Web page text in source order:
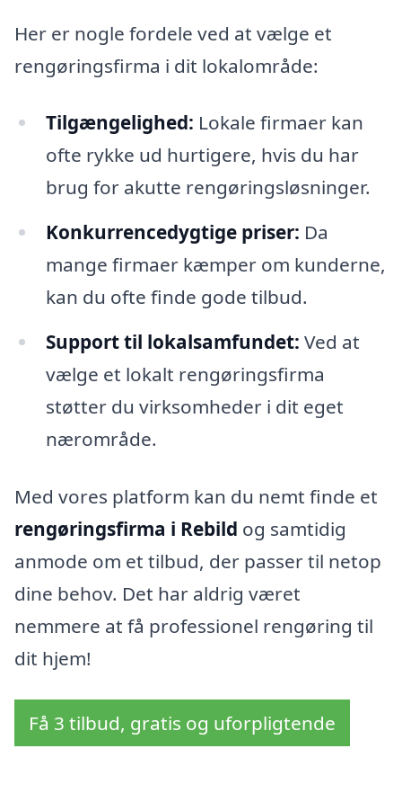
Her er nogle fordele ved at vælge et
rengøringsfirma i dit lokalområde:
Tilgængelighed: Lokale firmaer kan
ofte rykke ud hurtigere, hvis du har
brug for akutte rengøringsløsninger.
Konkurrencedygtige priser: Da
mange firmaer kæmper om kunderne,
kan du ofte finde gode tilbud.
Support til lokalsamfundet: Ved at
vælge et lokalt rengøringsfirma
støtter du virksomheder i dit eget
nærområde.
Med vores platform kan du nemt finde et
rengøringsfirma i Rebild og samtidig
anmode om et tilbud, der passer til netop
dine behov. Det har aldrig været
nemmere at få professionel rengøring til
dit hjem!
Få 3 tilbud, gratis og uforpligtende